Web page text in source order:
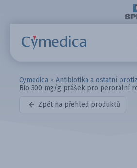
Cymedica » Antibiotika a ostatní
Bio 300 mg/g prášek pro perorální
Zpět na přehled produktů